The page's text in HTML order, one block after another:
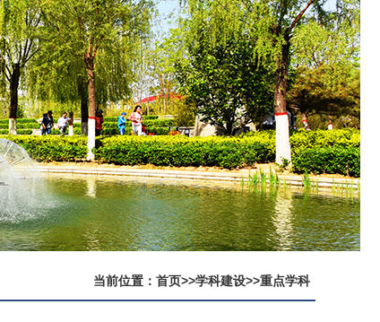
当前位置： 首页>>学科建设>>重点学科